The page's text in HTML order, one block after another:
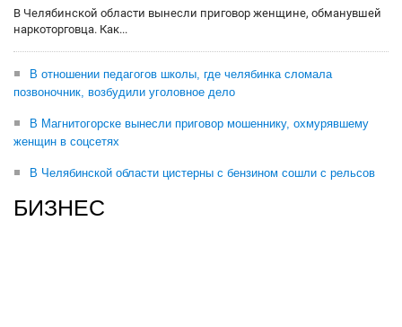
В Челябинской области вынесли приговор женщине, обманувшей
наркоторговца. Как...
В отношении педагогов школы, где челябинка сломала
позвоночник, возбудили уголовное дело
В Магнитогорске вынесли приговор мошеннику, охмурявшему
женщин в соцсетях
В Челябинской области цистерны с бензином сошли с рельсов
БИЗНЕС